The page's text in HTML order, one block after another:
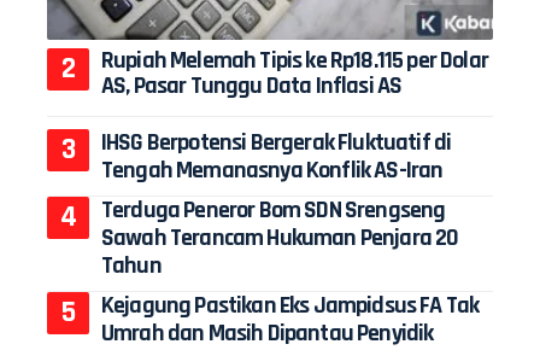
Rupiah Melemah Tipis ke Rp18.115 per Dolar
AS, Pasar Tunggu Data Inflasi AS
IHSG Berpotensi Bergerak Fluktuatif di
Tengah Memanasnya Konflik AS-Iran
Terduga Peneror Bom SDN Srengseng
Sawah Terancam Hukuman Penjara 20
Tahun
Kejagung Pastikan Eks Jampidsus FA Tak
Umrah dan Masih Dipantau Penyidik